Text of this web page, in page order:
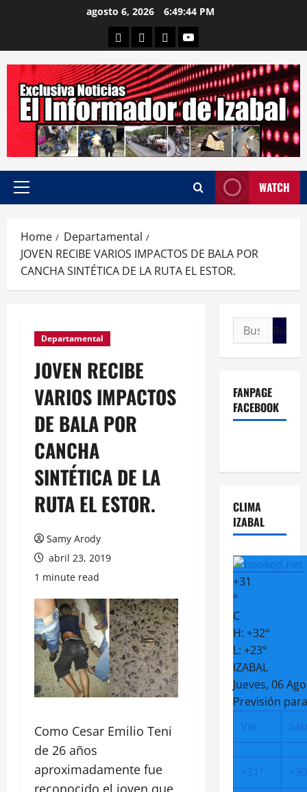
agosto 6, 2026 6:49:45 PM
Departamental
Nacionales
Internacional
Canal
Primary
WATCH
Home
Departamental
JOVEN RECIBE VARIOS IMPACTOS DE BALA POR
CANCHA SINTÉTICA DE LA RUTA EL ESTOR.
Departamental
JOVEN RECIBE
VARIOS IMPACTOS
DE BALA POR
CANCHA
SINTÉTICA DE LA
RUTA EL ESTOR.
Samy Arody
abril 23, 2019
1 minute read
Como Cesar Emilio Teni
de 26 años
aproximadamente fue
reconocido el joven que
Buscar:
FANPAGE
FACEBOOK
CLIMA
IZABAL
+31
°
C
H: +32°
L: +23°
IZABAL
Jueves, 06
Previsión
Vie
Sáb
+31° +